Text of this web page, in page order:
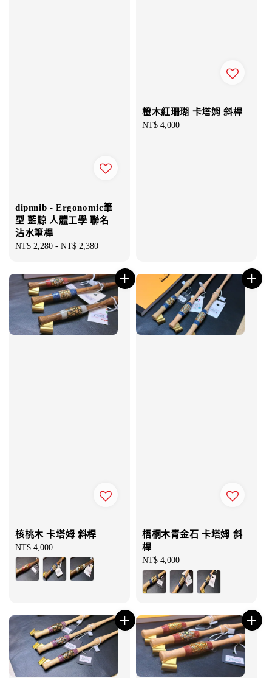
dipnnib - Ergonomic筆
型 藍鯨 人體工學 聯名
沾水筆桿
Regular
NT$ 2,280 - NT$ 2,380
橙木紅珊瑚 卡塔姆 斜桿
Regular
NT$ 4,000
核桃木 卡塔姆 斜桿
Regular
price
NT$ 4,000
梧桐木青金石 卡塔姆 斜
桿
Regular
price
NT$ 4,000